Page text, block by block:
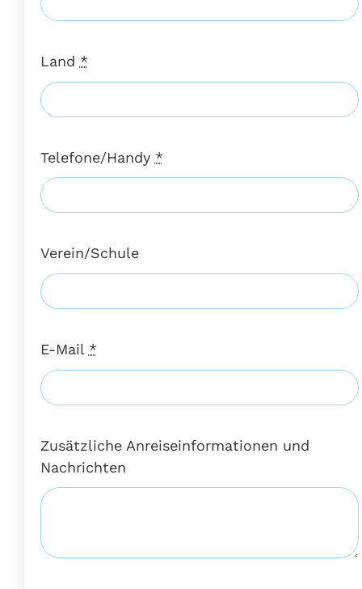
Land *
Telefone/Handy *
Verein/Schule
E-Mail *
Zusätzliche Anreiseinformationen und
Nachrichten